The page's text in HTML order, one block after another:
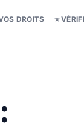
DROITS ⭐